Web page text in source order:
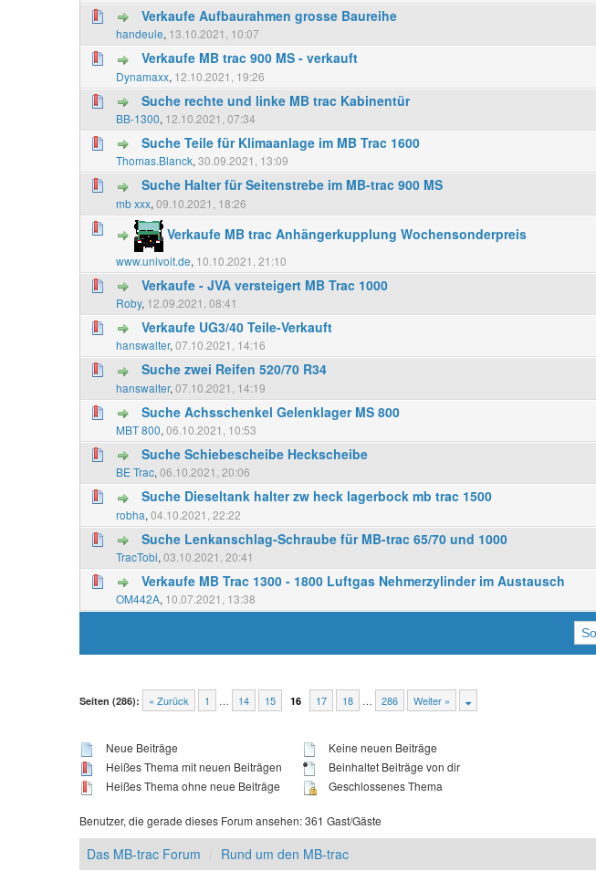
Verkaufe Aufbaurahmen grosse Baureihe
handeule, 13.10.2021, 10:07
Verkaufe MB trac 900 MS - verkauft
Dynamaxx, 12.10.2021, 19:26
Suche rechte und linke MB trac Kabinentür
BB-1300, 12.10.2021, 07:34
Suche Teile für Klimaanlage im MB Trac 1600
Thomas.Blanck, 30.09.2021, 13:09
Suche Halter für Seitenstrebe im MB-trac 900 MS
mb xxx, 09.10.2021, 18:26
Verkaufe MB trac Anhängerkupplung Wochensonderpreis
www.univoit.de, 10.10.2021, 21:10
Verkaufe - JVA versteigert MB Trac 1000
Roby, 12.09.2021, 08:41
Verkaufe UG3/40 Teile-Verkauft
hanswalter, 07.10.2021, 14:16
Suche zwei Reifen 520/70 R34
hanswalter, 07.10.2021, 14:19
Suche Achsschenkel Gelenklager MS 800
MBT 800, 06.10.2021, 10:53
Suche Schiebescheibe Heckscheibe
BE Trac, 06.10.2021, 20:06
Suche Dieseltank halter zw heck lagerbock mb trac 1500
robha, 04.10.2021, 22:22
Suche Lenkanschlag-Schraube für MB-trac 65/70 und 1000
TracTobi, 03.10.2021, 20:41
Verkaufe MB Trac 1300 - 1800 Luftgas Nehmerzylinder im Austausch
OM442A, 10.07.2021, 13:38
Seiten (286): « Zurück 1 … 14 15 16 17 18 … 286 Weiter »
Neue Beiträge
Heißes Thema mit neuen Beiträgen
Heißes Thema ohne neue Beiträge
Keine neuen Beiträge
Beinhaltet Beiträge von dir
Geschlossenes Thema
Benutzer, die gerade dieses Forum ansehen: 361 Gast/Gäste
Das MB-trac Forum Rund um den MB-trac